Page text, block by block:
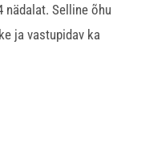
nädalat. Selline õhu
ja vastupidav ka